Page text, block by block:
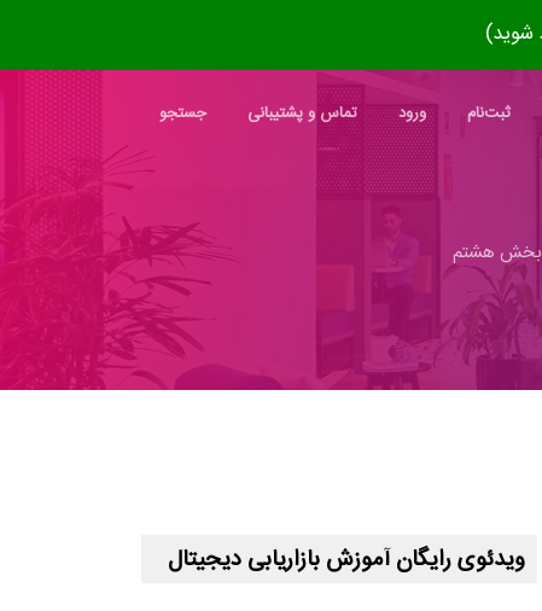
ثبت‌نام ورود تماس و پشتیبانی جستجو
بخش هشتم
ویدئوی رایگان آموزش بازاریابی دیجیتال